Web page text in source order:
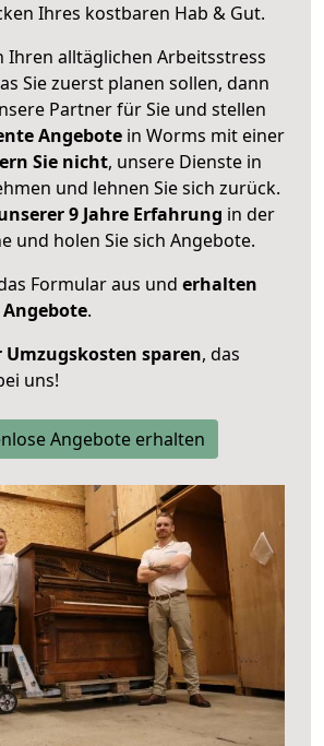
Ihres kostbaren Hab & Gut.
Ihren alltäglichen Arbeitsstress
Sie zuerst planen sollen, dann
Partner für Sie und stellen
Angebote in Worms mit einer
Sie nicht, unsere Dienste in
und lehnen Sie sich zurück.
9 Jahre Erfahrung in der
und holen Sie sich Angebote.
Formular aus und erhalten
.
Umzugskosten sparen, das
uns!
Angebote erhalten